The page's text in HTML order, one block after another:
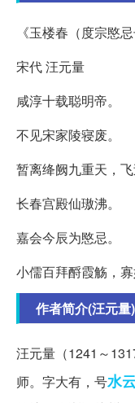
《玉楼春（度宗愍
宋代 汪元量
咸淳十载聪明帝。
不见宋家陵寝废。
暂离绛阙九重天，飞
长春宫殿仙璈沸。
嘉会今辰为愍忌。
小儒百拜酹霞觞，寡
作者简介(汪元量)
汪元量（1241～
师。字大有，号水